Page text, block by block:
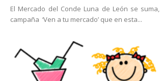
El Mercado del Conde Luna de León se
campaña ‘Ven a tu mercado’ que en esta...